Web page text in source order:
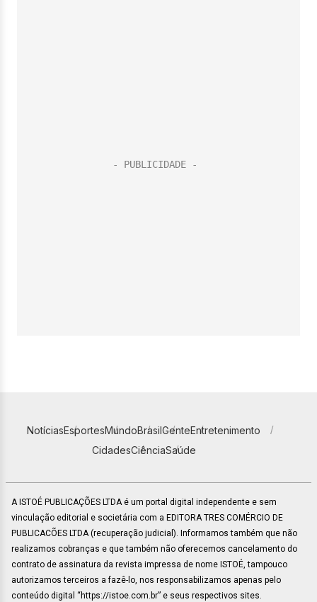
NotíciasEsportesMundoBrasilGenteEntretenimento
CidadesCiênciaSaúde
A ISTOÉ PUBLICAÇÕES LTDA é um portal digital independente e sem
vinculação editorial e societária com a EDITORA TRES COMÉRCIO DE
PUBLICACÕES LTDA (recuperação judicial). Informamos também que não
realizamos cobranças e que também não oferecemos cancelamento do
contrato de assinatura da revista impressa de nome ISTOÉ, tampouco
autorizamos terceiros a fazê-lo, nos responsabilizamos apenas pelo
conteúdo digital “https://istoe.com.br” e seus respectivos sites.